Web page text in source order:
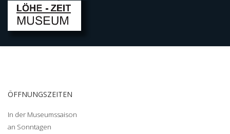
ÖFFNUNGSZEITEN
In der Museumssaison
an Sonntagen